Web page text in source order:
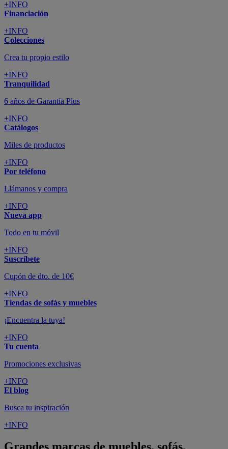
+INFO
Financiación
+INFO
Colecciones
Crea tu propio estilo
+INFO
Tranquilidad
6 años de Garantía Plus
+INFO
Catálogos
Miles de productos
+INFO
Por teléfono
Llámanos y compra
+INFO
Nueva app
Todo en tu móvil
+INFO
Suscríbete
Cupón de dto. de 10€
+INFO
Tiendas de sofás y muebles
¡Encuentra la tuya!
+INFO
Tu cuenta
Promociones exclusivas
+INFO
El blog
Busca tu inspiración
+INFO